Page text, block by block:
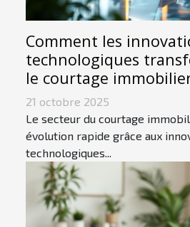
Comment les
technologiques
le courtage
21 octobre 2025
Le secteur du courtage
évolution rapide grâce aux
technologiques...